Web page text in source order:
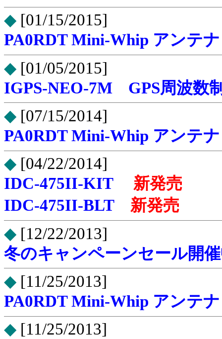
◆ [01/15/2015]
PA0RDT Mini-Whip アンテ
◆ [01/05/2015]
IGPS-NEO-7M GPS周波
◆ [07/15/2014]
PA0RDT Mini-Whip アンテ
◆ [04/22/2014]
IDC-475II-KIT
新発売
IDC-475II-BLT
新発売
◆ [12/22/2013]
冬のキャンペーンセール開
◆ [11/25/2013]
PA0RDT Mini-Whip アンテ
◆ [11/25/2013]